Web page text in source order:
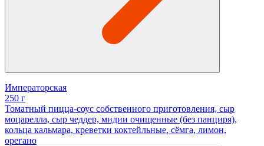
Императорская
250 г
Томатный пицца-соус собственного приготовления, сыр
моцарелла, сыр чеддер, мидии очищенные (без панциря),
кольца кальмара, креветки коктейльные, сёмга, лимон,
орегано